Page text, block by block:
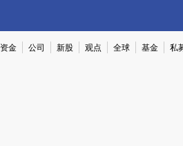
资金 公司 新股 观点 全球 基金 私